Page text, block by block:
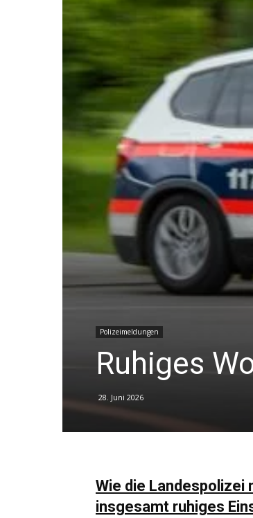
Polizeimeldungen
Ruhiges
28. Juni 2026
Wie die
insgesamt ruhiges